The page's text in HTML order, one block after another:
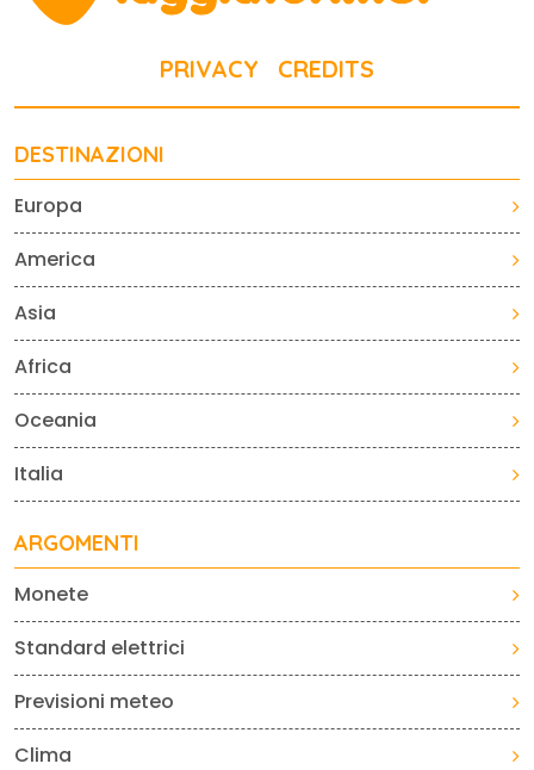
PRIVACY CREDITS
DESTINAZIONI
Europa
America
Asia
Africa
Oceania
Italia
ARGOMENTI
Monete
Standard elettrici
Previsioni meteo
Clima